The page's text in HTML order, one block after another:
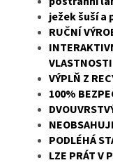
ježek šuší a
RUČNÍ
VLASTNOSTI
VÝPLŇ Z
100%
PODLÉHÁ
LZE PRÁT V